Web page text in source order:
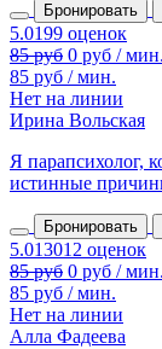
Бронировать
85 руб 0 руб / мин.
85 руб / мин.
Нет на линии
Ирина Вольская
Я парапсихолог,
истинные
Бронировать
85 руб 0 руб / мин.
85 руб / мин.
Нет на линии
Алла Фадеева